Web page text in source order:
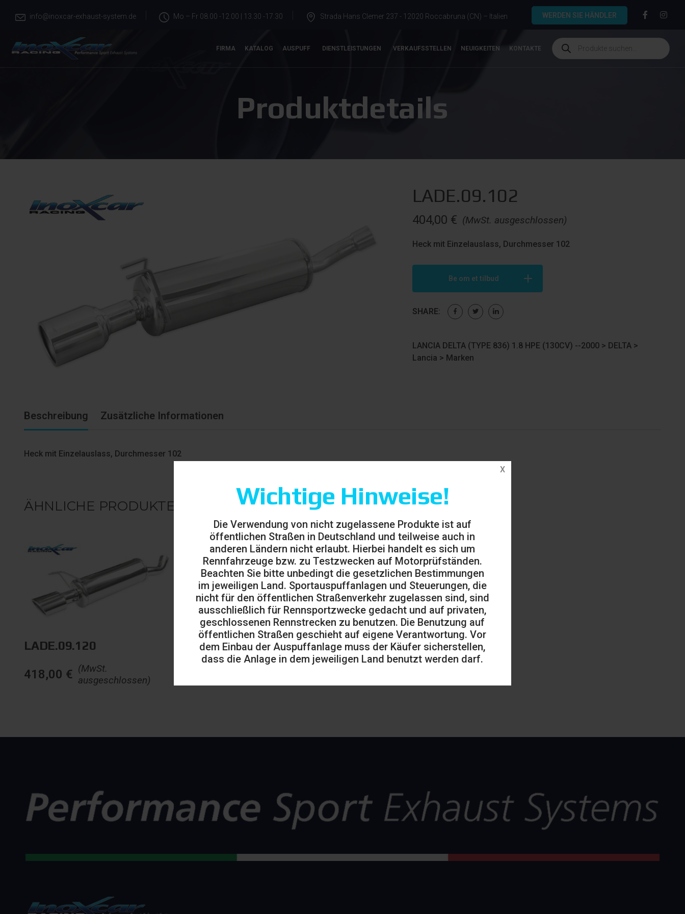
Wichtige Hinweise!
Die Verwendung von nicht zugelassene Produkte ist auf
öffentlichen Straßen in Deutschland und teilweise auch in
anderen Ländern nicht erlaubt. Hierbei handelt es sich um
Rennfahrzeuge bzw. zu Testzwecken auf Motorprüfständen.
Beachten Sie bitte unbedingt die gesetzlichen Bestimmungen
im jeweiligen Land. Sportauspuffanlagen und Steuerungen, die
nicht für den öffentlichen Straßenverkehr zugelassen sind, sind
ausschließlich für Rennsportzwecke gedacht und auf privaten,
geschlossenen Rennstrecken zu benutzen. Die Benutzung auf
öffentlichen Straßen geschieht auf eigene Verantwortung. Vor
dem Einbau der Auspuffanlage muss der Käufer sicherstellen,
dass die Anlage in dem jeweiligen Land benutzt werden darf.
info@inoxcar-exhaust-system.de Mo – Fr 08.00 -12.00 | 13.30 -17.30 Strada Hans Clemer 237 - 12020 Roccabruna (CN) – Italien WERDEN SIE HÄNDLER
FIRMA KATALOG AUSPUFF DIENSTLEISTUNGEN VERKAUFSSTELLEN NEUIGKEITEN KONTAKTE
Produktdetails
LADE.09.102
(MwSt. ausgeschlossen)
404,00 €
Heck mit Einzelauslass, Durchmesser 102
Be om et tilbud
SHARE:
LANCIA DELTA (TYPE 836) 1.8 HPE (130CV) --2000 > DELTA>
Lancia > Marken
Beschreibung Zusätzliche Informationen
Heck mit Einzelauslass, Durchmesser 102
ÄHNLICHE PRODUKTE
LADE.09.120
(MwSt.
ausgeschlossen)
418,00 €